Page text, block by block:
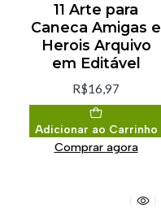
11 Arte para
Caneca Amigas e
Herois Arquivo
em Editável
R$16,97
Adicionar ao Carrinho
Comprar agora